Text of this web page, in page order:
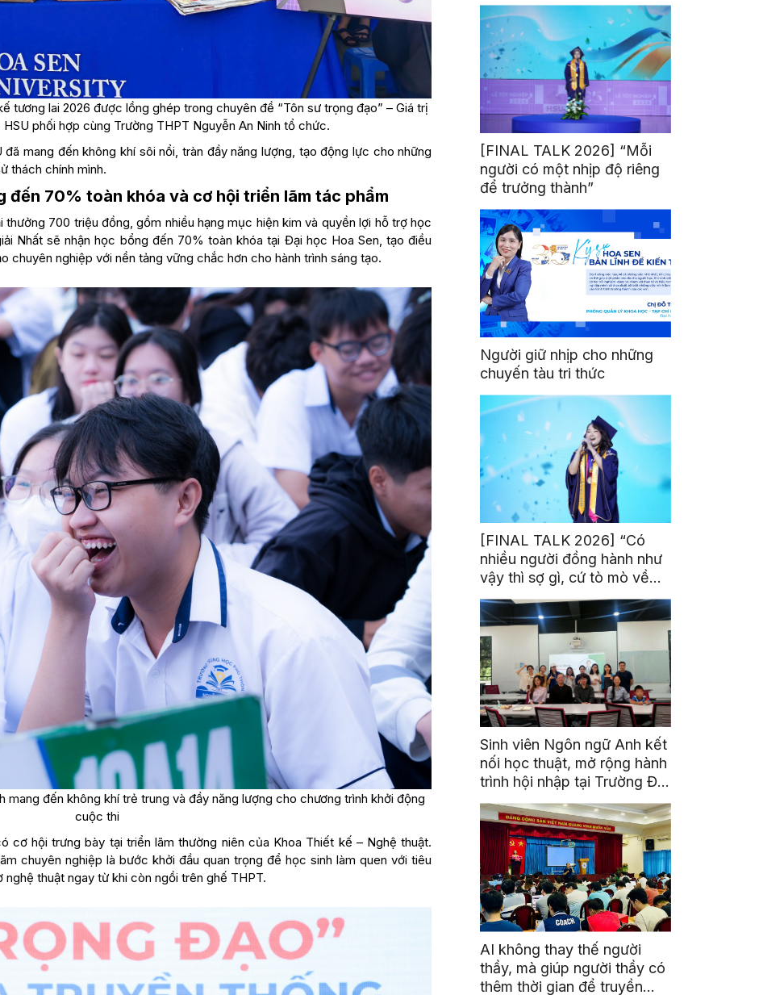
tương lai 2026 được lồng ghép trong chuyên đề “Tôn sư trọng đạo” – Giá trị
phối hợp cùng Trường THPT Nguyễn An Ninh tổ chức.
mang đến không khí sôi nổi, tràn đầy năng lượng, tạo động lực cho những
thách chính mình.
đến 70% toàn khóa và cơ hội triển lãm tác phẩm
700 triệu đồng, gồm nhiều hạng mục hiện kim và quyền lợi hỗ trợ học
Nhất sẽ nhận học bổng đến 70% toàn khóa tại Đại học Hoa Sen, tạo điều
chuyên nghiệp với nền tảng vững chắc hơn cho hành trình sáng tạo.
mang đến không khí trẻ trung và đầy năng lượng cho chương trình khởi động
cuộc thi
cơ hội trưng bày tại triển lãm thường niên của Khoa Thiết kế – Nghệ thuật.
chuyên nghiệp là bước khởi đầu quan trọng để học sinh làm quen với tiêu
thuật ngay từ khi còn ngồi trên ghế THPT.
[FINAL TALK 2026] “Mỗi
người có một nhịp độ riêng
để trưởng thành”
Người giữ nhịp cho những
chuyến tàu tri thức
[FINAL TALK 2026] “Có
nhiều người đồng hành như
vậy thì sợ gì, cứ tò mò về
thế giới thôi”
Sinh viên Ngôn ngữ Anh kết
nối học thuật, mở rộng hành
trình hội nhập tại Trường Đại
học Quốc gia Malaysia
AI không thay thế người
thầy, mà giúp người thầy có
thêm thời gian để truyền